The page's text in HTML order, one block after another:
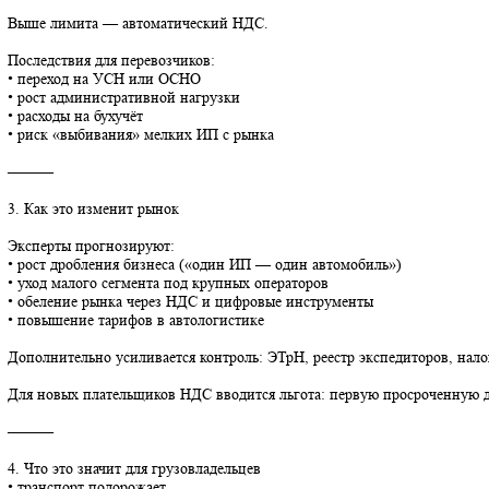
ПСН для ИП не отменили, но вводят жёсткие пороги по
• 2026 — до 20 млн ₽
• 2027 — до 15 млн ₽
• 2028 — до 10 млн ₽
Выше лимита — автоматический НДС.
Последствия для перевозчиков:
• рост административной нагрузки
• расходы на бухучёт
• риск «выбивания» мелких ИП с рынка
⸻
• рост дробления бизнеса («один ИП — один автомобиль»)
• повышение тарифов в автологистике